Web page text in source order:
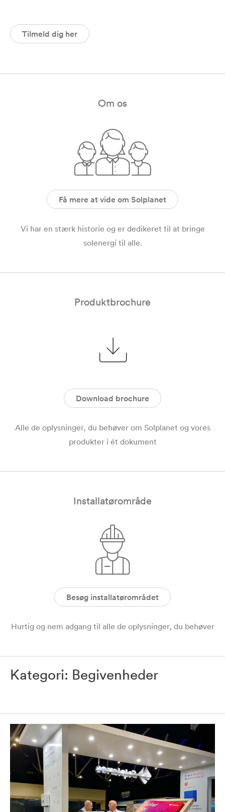
Tilmeld dig her
Om os
Få mere at vide om Solplanet
Vi har en stærk historie og er dedikeret til at bringe
solenergi til alle.
Produktbrochure
Download brochure
Alle de oplysninger, du behøver om Solplanet og vores
produkter i ét dokument
Installatørområde
Besøg installatørområdet
Hurtig og nem adgang til alle de oplysninger, du behøver
Kategori: Begivenheder